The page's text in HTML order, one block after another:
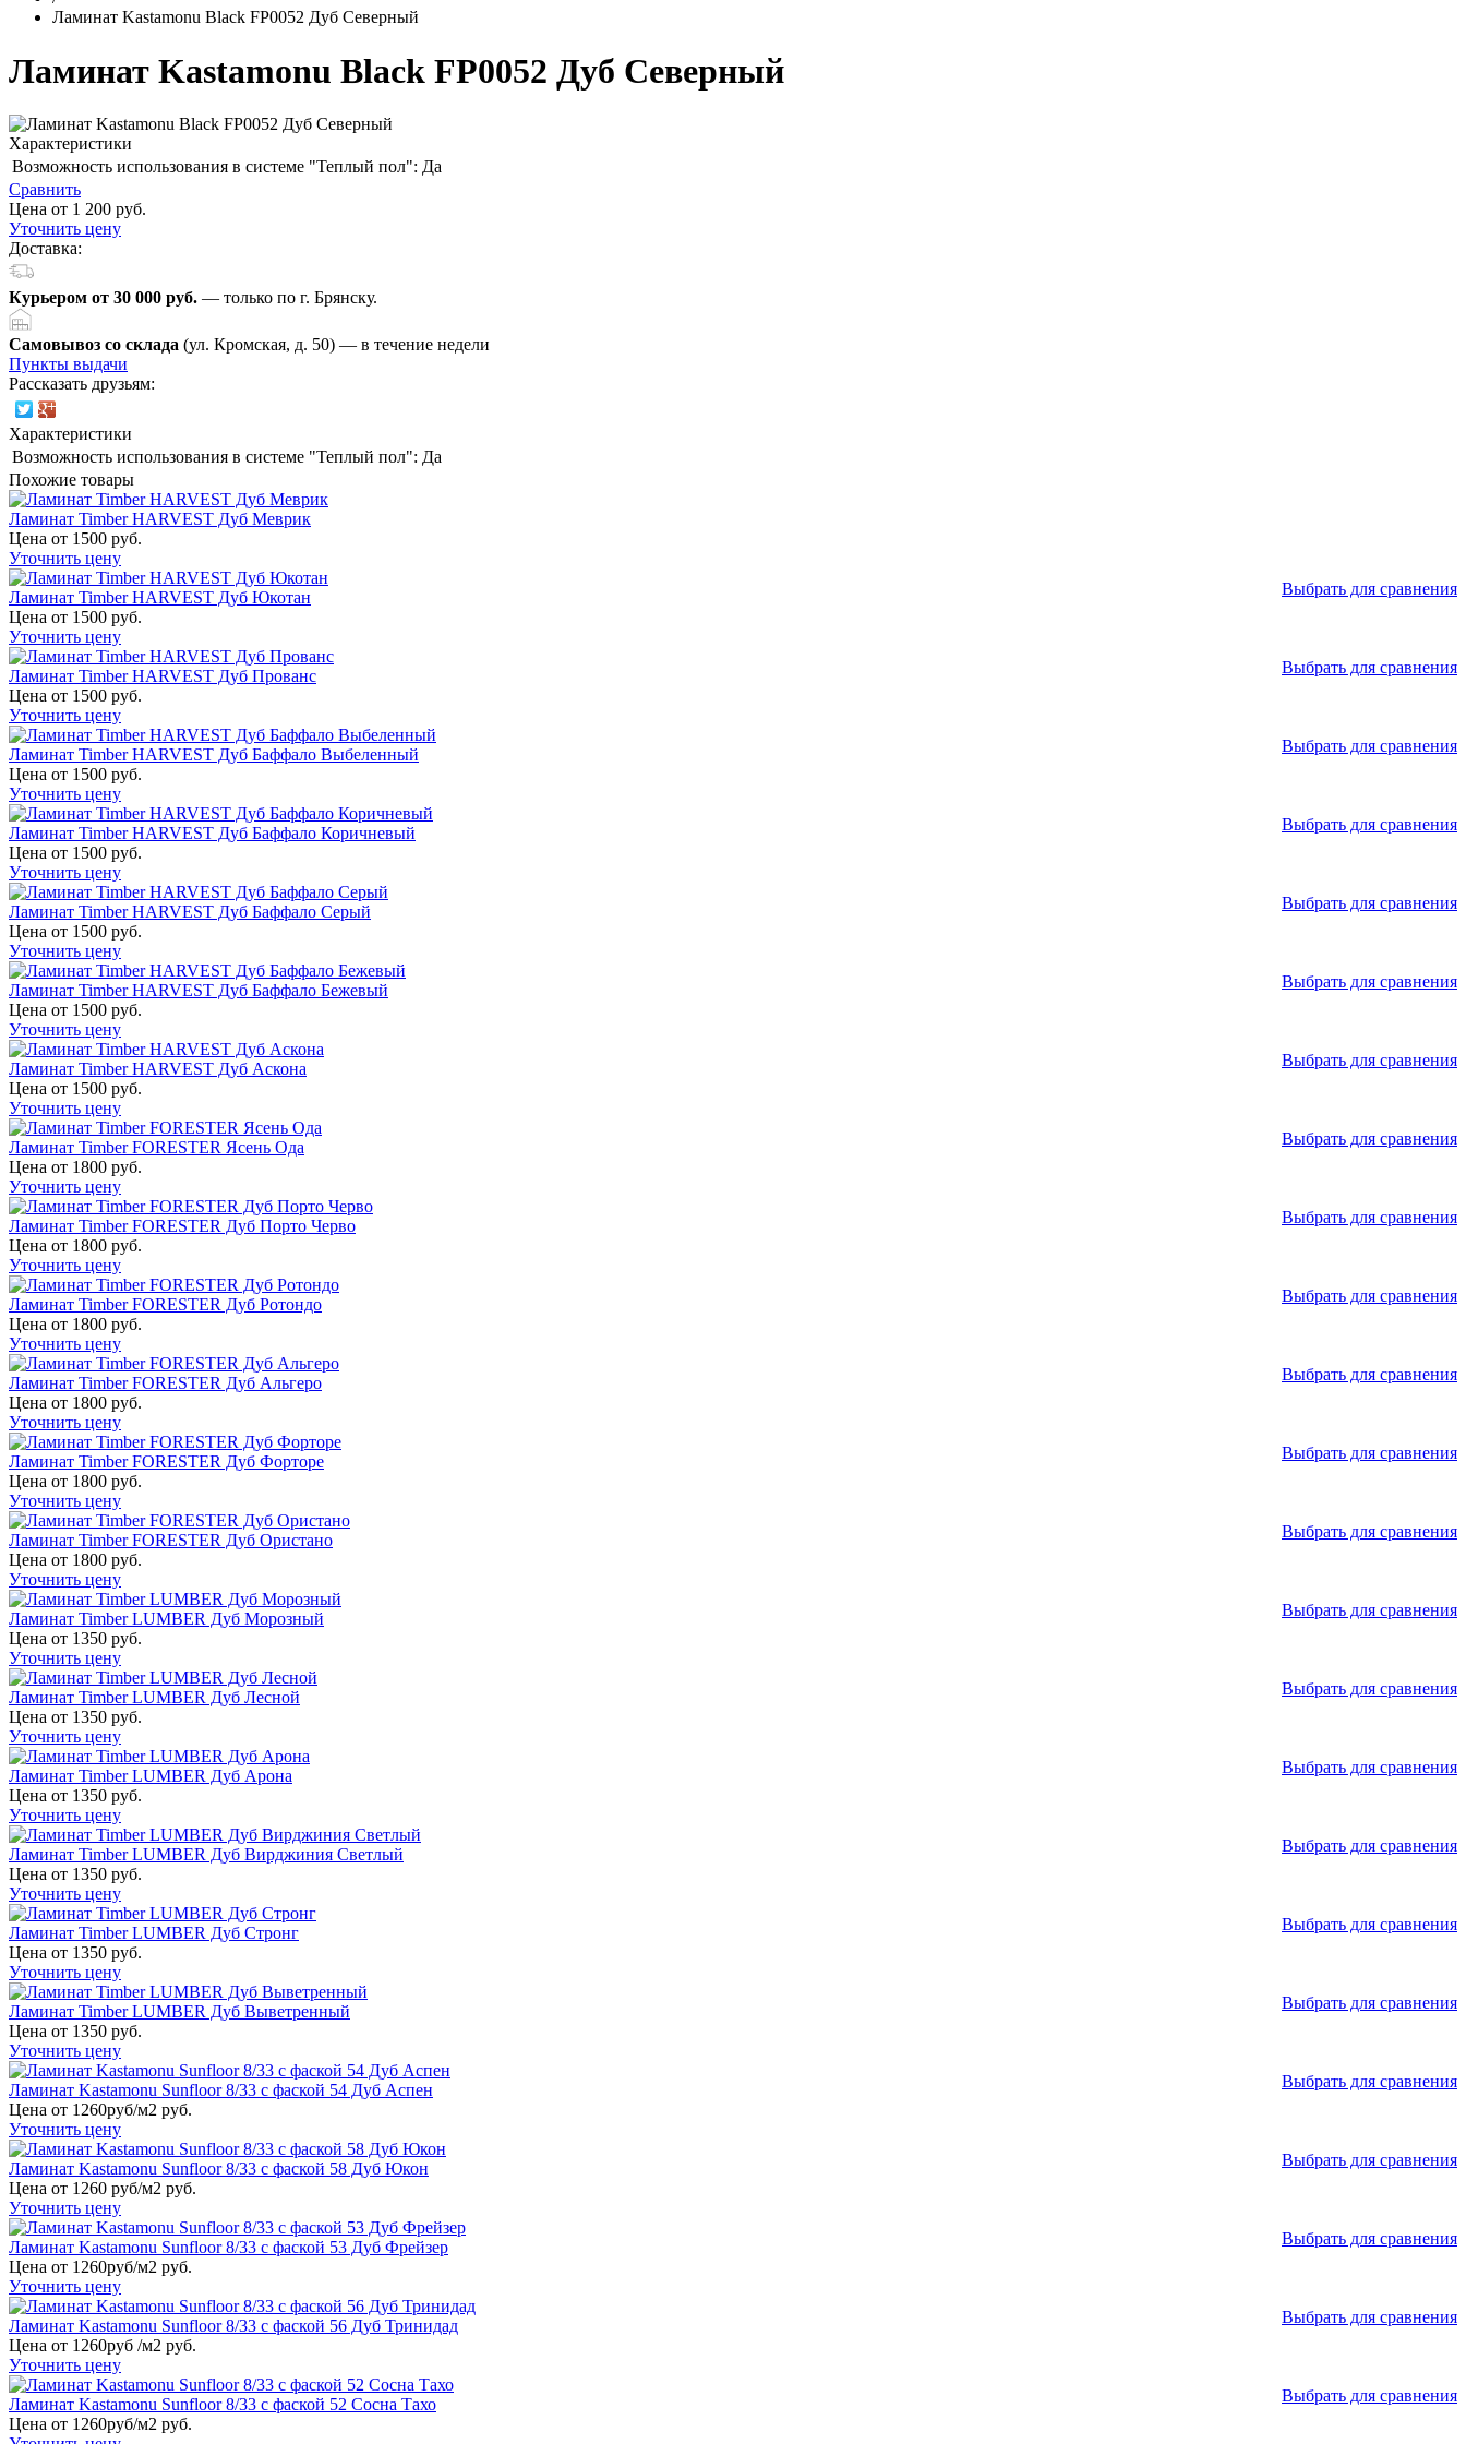
Ламинат Kastamonu Black FP0052 Дуб Северный
Ламинат Kastamonu Black FP0052 Дуб Северный
Характеристики
Возможность использования в системе "Теплый пол": Да
Сравнить
Цена от 1 200 руб.
Уточнить цену
Доставка:
Курьером от 30 000 руб. — только по г. Брянску.
Самовывоз со склада (ул. Кромская, д. 50) — в течение недели
Пункты выдачи
Рассказать друзьям:
Характеристики
Возможность использования в системе "Теплый пол": Да
Похожие товары
Ламинат Timber HARVEST Дуб Меврик
Цена от 1500 руб.
Уточнить цену
Выбрать для сравнения
Ламинат Timber HARVEST Дуб Юкотан
Цена от 1500 руб.
Уточнить цену
Выбрать для сравнения
Ламинат Timber HARVEST Дуб Прованс
Цена от 1500 руб.
Уточнить цену
Выбрать для сравнения
Ламинат Timber HARVEST Дуб Баффало Выбеленный
Цена от 1500 руб.
Уточнить цену
Выбрать для сравнения
Ламинат Timber HARVEST Дуб Баффало Коричневый
Цена от 1500 руб.
Уточнить цену
Выбрать для сравнения
Ламинат Timber HARVEST Дуб Баффало Серый
Цена от 1500 руб.
Уточнить цену
Выбрать для сравнения
Ламинат Timber HARVEST Дуб Баффало Бежевый
Цена от 1500 руб.
Уточнить цену
Выбрать для сравнения
Ламинат Timber HARVEST Дуб Аскона
Цена от 1500 руб.
Уточнить цену
Выбрать для сравнения
Ламинат Timber FORESTER Ясень Ода
Цена от 1800 руб.
Уточнить цену
Выбрать для сравнения
Ламинат Timber FORESTER Дуб Порто Черво
Цена от 1800 руб.
Уточнить цену
Выбрать для сравнения
Ламинат Timber FORESTER Дуб Ротондо
Цена от 1800 руб.
Уточнить цену
Выбрать для сравнения
Ламинат Timber FORESTER Дуб Альгеро
Цена от 1800 руб.
Уточнить цену
Выбрать для сравнения
Ламинат Timber FORESTER Дуб Форторе
Цена от 1800 руб.
Уточнить цену
Выбрать для сравнения
Ламинат Timber FORESTER Дуб Ористано
Цена от 1800 руб.
Уточнить цену
Выбрать для сравнения
Ламинат Timber LUMBER Дуб Морозный
Цена от 1350 руб.
Уточнить цену
Выбрать для сравнения
Ламинат Timber LUMBER Дуб Лесной
Цена от 1350 руб.
Уточнить цену
Выбрать для сравнения
Ламинат Timber LUMBER Дуб Арона
Цена от 1350 руб.
Уточнить цену
Выбрать для сравнения
Ламинат Timber LUMBER Дуб Вирджиния Светлый
Цена от 1350 руб.
Уточнить цену
Выбрать для сравнения
Ламинат Timber LUMBER Дуб Стронг
Цена от 1350 руб.
Уточнить цену
Выбрать для сравнения
Ламинат Timber LUMBER Дуб Выветренный
Цена от 1350 руб.
Уточнить цену
Выбрать для сравнения
Ламинат Kastamonu Sunfloor 8/33 с фаской 54 Дуб Аспен
Цена от 1260руб/м2 руб.
Уточнить цену
Выбрать для сравнения
Ламинат Kastamonu Sunfloor 8/33 с фаской 58 Дуб Юкон
Цена от 1260 руб/м2 руб.
Уточнить цену
Выбрать для сравнения
Ламинат Kastamonu Sunfloor 8/33 с фаской 53 Дуб Фрейзер
Цена от 1260руб/м2 руб.
Уточнить цену
Выбрать для сравнения
Ламинат Kastamonu Sunfloor 8/33 с фаской 56 Дуб Тринидад
Цена от 1260руб /м2 руб.
Уточнить цену
Выбрать для сравнения
Ламинат Kastamonu Sunfloor 8/33 с фаской 52 Сосна Тахо
Цена от 1260руб/м2 руб.